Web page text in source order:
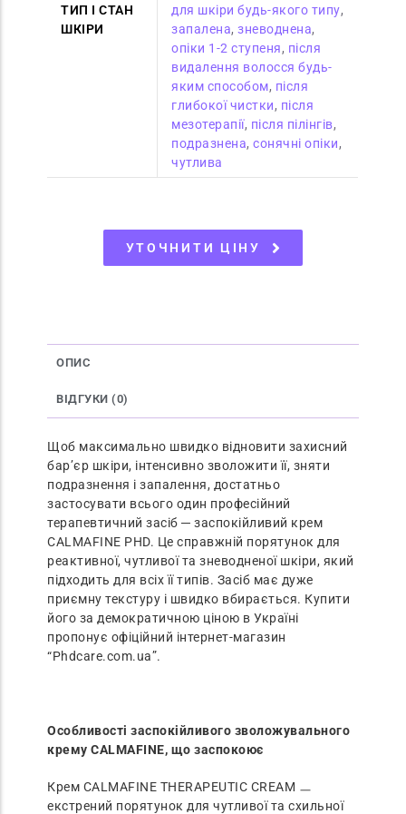
ТИП І СТАН
ШКІРИ
для шкіри будь-якого типу,
запалена,зневоднена,
опіки 1-2 ступеня, після
видалення волосся будь-
яким способом, після
глибокої чистки, після
мезотерапії, після пілінгів,
подразнена,сонячні опіки,
чутлива
УТОЧНИТИ ЦІНУ
ОПИС
ВІДГУКИ (0)
Щоб максимально швидко відновити захисний
бар’єр шкіри, інтенсивно зволожити її, зняти
подразнення і запалення, достатньо
застосувати всього один професійний
терапевтичний засіб ─ заспокійливий крем
CALMAFINE PHD. Це справжній порятунок для
реактивної, чутливої та зневодненої шкіри, який
підходить для всіх її типів. Засіб має дуже
приємну текстуру і швидко вбирається. Купити
його за демократичною ціною в Україні
пропонує офіційний інтернет-магазин
“Phdcare.com.ua”.
Особливості заспокійливого зволожувального
крему CALMAFINE, що заспокоює
Крем CALMAFINE THERAPEUTIC CREAM ㅡ
екстрений порятунок для чутливої та схильної